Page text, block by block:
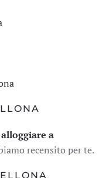
a
recensito per te.